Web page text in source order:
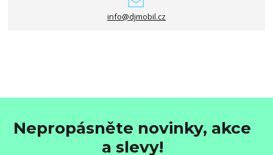
info@djmobil.cz
Nepropásněte novinky, akce
a slevy!